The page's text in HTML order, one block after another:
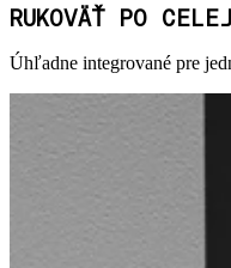
RUKOVÄŤ PO
Úhľadne integrované pre